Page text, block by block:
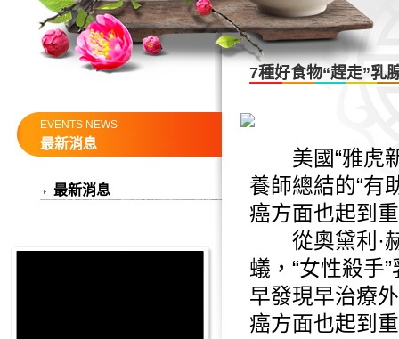
EVENTS NEWS
最新消息
最新消息
7種好食物“趕走”乳
美國“雅虎
養師總結的“有
癌方面也起到
從奧黛利·赫
蟻，“女性殺手
早發現早治療
癌方面也起到